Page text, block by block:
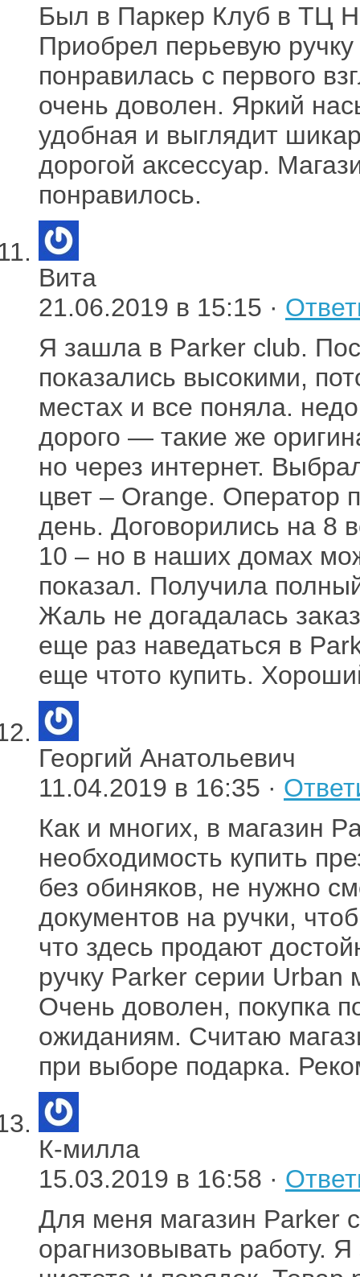
Был в Паркер Клуб в ТЦ
Приобрел перьевую
понравилась с первого
очень доволен. Яркий
удобная и выглядит
дорогой аксессуар.
понравилось.
Вита
21.06.2019 в 15:15 ·
Я зашла в Parker club.
показались высокими,
местах и все поняла.
дорого — такие же
но через интернет.
цвет – Orange. Оператор
день. Договорились на 8
10 – но в наших домах
показал. Получила
Жаль не догадалась
еще раз наведаться в
еще чтото купить.
Георгий Анатольевич
11.04.2019 в 16:35 ·
Как и многих, в магазин
необходимость купить
без обиняков, не нужно
документов на ручки,
что здесь продают
ручку Parker серии
Очень доволен, покупка
ожиданиям. Считаю
при выборе подарка.
К-милла
15.03.2019 в 16:58 ·
Для меня магазин Parker
орагнизовывать работу.